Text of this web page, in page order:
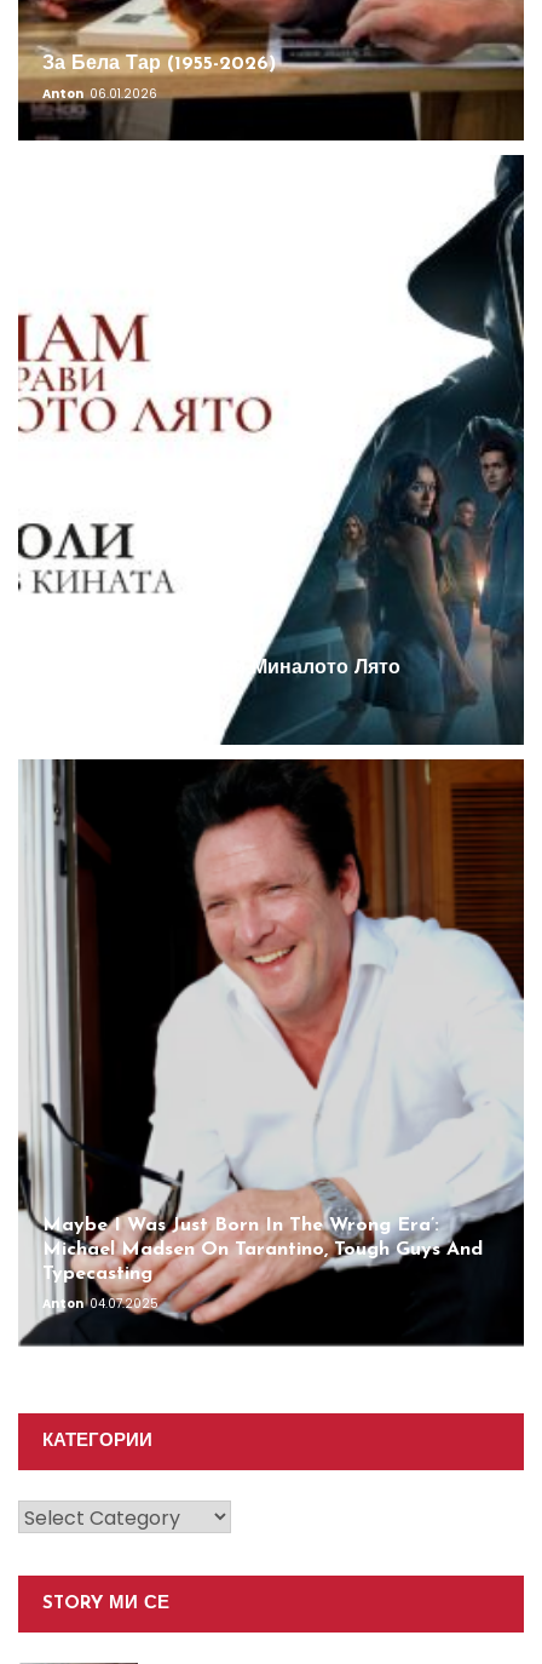
За Бела Тар (1955-2026)
Anton 06.01.2026
Знам Какво Направи Миналото Лято
Maybe I Was Just Born In The Wrong Era’:
Michael Madsen On Tarantino, Tough Guys And
Typecasting
Anton 04.07.2025
КАТЕГОРИИ
Категории
STORY МИ СЕ